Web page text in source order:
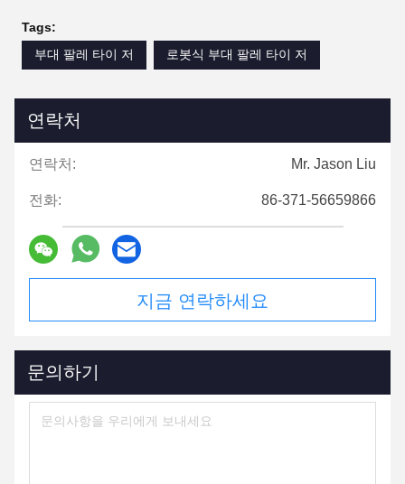
Tags:
부대 팔레 타이 저
로봇식 부대 팔레 타이 저
연락처
연락처: Mr. Jason Liu
전화: 86-371-56659866
지금 연락하세요
문의하기